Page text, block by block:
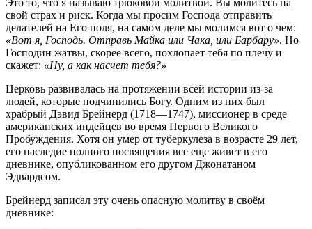
свой страх и риск. Когда мы просим Господа отправить
делателей на Его поля, на самом деле мы молимся вот о чем:
«Вот я, Господь. Отправь Майка или Чака, или Барбару». Но
Господин жатвы, скорее всего, похлопает тебя по плечу и
скажет: «Ну, а как насчет тебя?»
Церковь развивалась на протяжении всей истории из-за
людей, которые подчинились Богу. Одним из них был
храбрый Дэвид Брейнерд (1718—1747), миссионер в среде
американских индейцев во время Первого Великого
Пробуждения. Хотя он умер от туберкулеза в возрасте 29 лет,
его наследие полного посвящения все еще живет в его
дневнике, опубликованном его другом Джонатаном
Эдвардсом.
Брейнерд записал эту очень опасную молитву в своём
дневнике: